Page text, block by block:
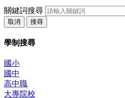
關鍵詞搜尋
取消 搜尋
學制搜尋
國小
國中
高中職
大專院校